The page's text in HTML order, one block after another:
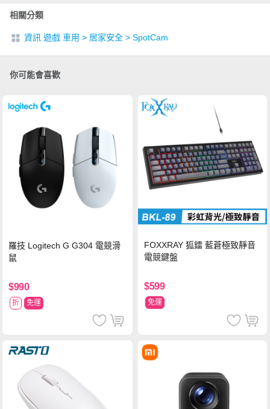
相關分類
資訊 遊戲 車用 > 居家安全 > SpotCam
你可能會喜歡
羅技 Logitech G G304 電競滑
鼠
$990
折 免運
FOXXRAY 狐鐳 藍蒼極致靜音
電競鍵盤
$599
免運